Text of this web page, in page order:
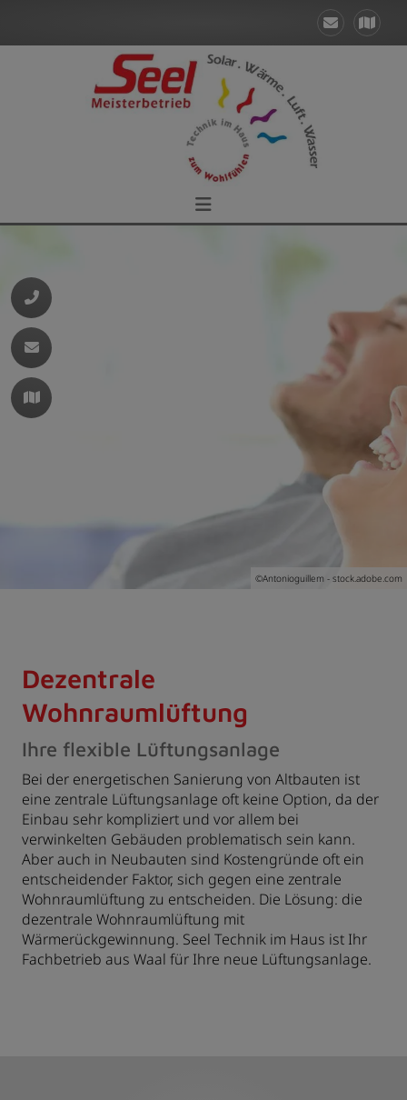
©Antonioguillem - stock.adobe.com
Dezentrale
Wohnraumlüftung
Ihre flexible Lüftungsanlage
Bei der energetischen Sanierung von Altbauten ist
eine zentrale Lüftungsanlage oft keine Option, da der
Einbau sehr kompliziert und vor allem bei
verwinkelten Gebäuden problematisch sein kann.
Aber auch in Neubauten sind Kostengründe oft ein
entscheidender Faktor, sich gegen eine zentrale
Wohnraumlüftung zu entscheiden. Die Lösung: die
dezentrale Wohnraumlüftung mit
Wärmerückgewinnung. Seel Technik im Haus ist Ihr
Fachbetrieb aus Waal für Ihre neue Lüftungsanlage.
schließen
öffnen und schließen